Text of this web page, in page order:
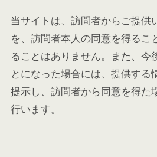
当サイトは、訪問者からご提供
を、訪問者本人の同意を得るこ
ることはありません。また、今
とになった場合には、提供する
提示し、訪問者から同意を得た
行います。